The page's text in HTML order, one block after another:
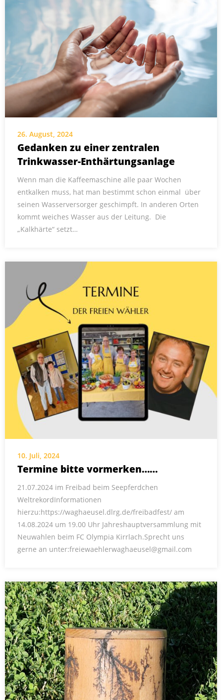
26. August, 2024
Gedanken zu einer zentralen
Trinkwasser-Enthärtungsanlage
Wenn man die Kaffeemaschine alle paar Wochen
entkalken muss, hat man bestimmt schon einmal über
seinen Wasserversorger geschimpft. In anderen Orten
kommt weiches Wasser aus der Leitung. Die
„Kalkhärte“ setzt…
10. Juli, 2024
Termine bitte vormerken……
21.07.2024 im Freibad beim Seepferdchen
WeltrekordInformationen
hierzu:https://waghaeusel.dlrg.de/freibadfest/ am
14.08.2024 um 19.00 Uhr Jahreshauptversammlung mit
Neuwahlen beim FC Olympia Kirrlach.Sprecht uns
gerne an unter:freiewaehlerwaghaeusel@gmail.com